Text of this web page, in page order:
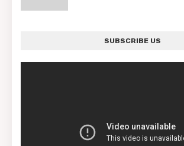
SUBSCRIBE US